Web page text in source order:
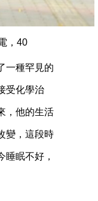
，40
一種罕見的
受化學治
，他的生活
變，這段時
睡眠不好，